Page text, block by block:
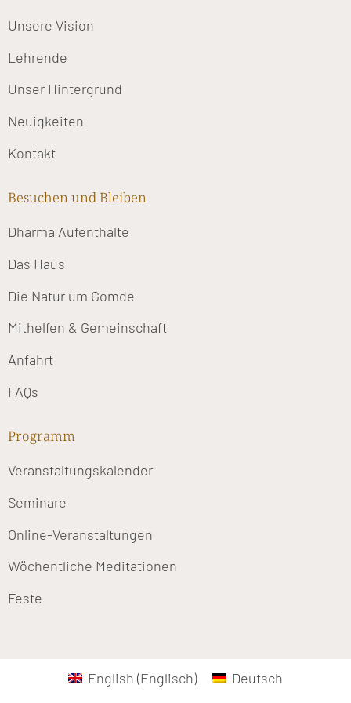
Unsere Vision
Lehrende
Unser Hintergrund
Neuigkeiten
Kontakt
Besuchen und Bleiben
Dharma Aufenthalte
Das Haus
Die Natur um Gomde
Mithelfen & Gemeinschaft
Anfahrt
FAQs
Programm
Veranstaltungskalender
Seminare
Online-Veranstaltungen
Wöchentliche Meditationen
Feste
English (Englisch) Deutsch